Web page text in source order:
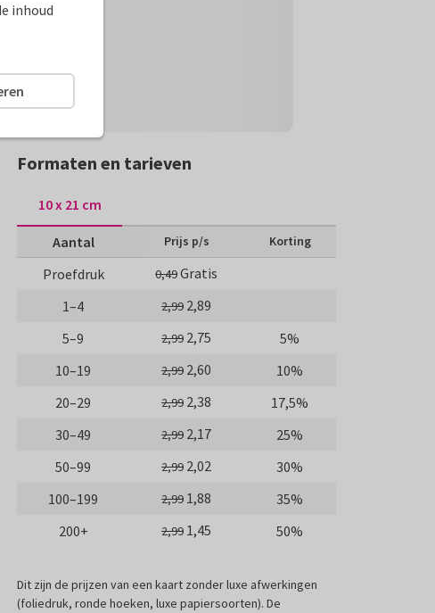
Formaten en tarieven
10 x 21 cm
Aantal Prijs p/s Korting
Proefdruk 0,49Gratis
1–4
2,99 2,89
5–9
2,99 2,75
5%
10–19
2,99 2,60
10%
20–29
2,99 2,38
17,5%
30–49
2,99 2,17
25%
50–99
2,99 2,02
30%
100–199
2,99 1,88
35%
200+
2,99 1,45 50%
Dit zijn de prijzen van een kaart zonder luxe afwerkingen
(foliedruk, ronde hoeken, luxe papiersoorten). De
inhoud